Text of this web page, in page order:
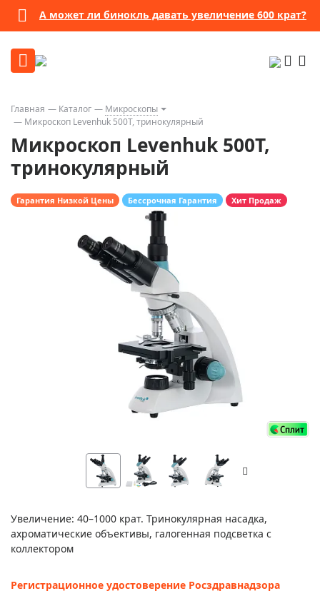
А может ли бинокль давать увеличение 600 крат?
Главная Каталог
Микроскопы
Микроскоп Levenhuk 500T, тринокулярный
Микроскоп Levenhuk 500T,
тринокулярный
Гарантия Низкой Цены Бессрочная Гарантия Хит Продаж
Увеличение: 40–1000 крат. Тринокулярная насадка,
ахроматические объективы, галогенная подсветка с
коллектором
Регистрационное удостоверение Росздравнадзора